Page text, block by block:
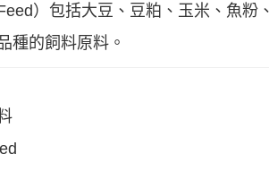
）包括大豆、豆粕、玉米、魚
種的飼料原料。